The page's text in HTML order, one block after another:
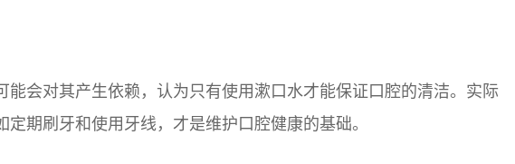
能会对其产生依赖，认为只有使用漱口水才能保证口腔的清洁。实际
定期刷牙和使用牙线，才是维护口腔健康的基础。